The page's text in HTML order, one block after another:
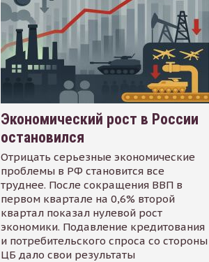
Экономический рост в России
остановился
Отрицать серьезные экономические
проблемы в РФ становится все
труднее. После сокращения ВВП в
первом квартале на 0,6% второй
квартал показал нулевой рост
экономики. Подавление кредитования
и потребительского спроса со стороны
ЦБ дало свои результаты